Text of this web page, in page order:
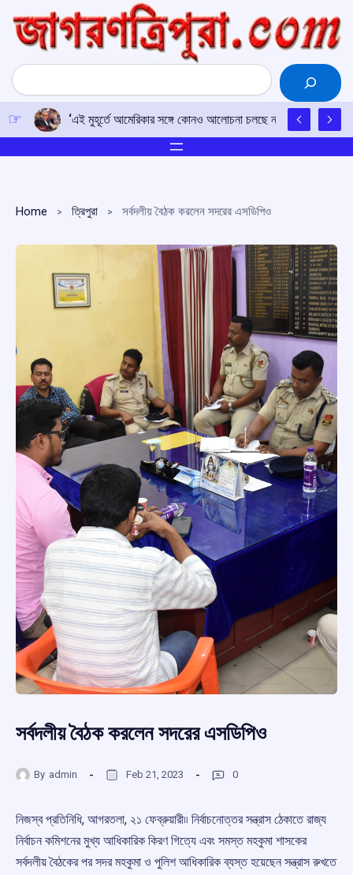
content
Search
‘এই মুহূর্তে আমেরিকার সঙ্গে কোনও আলোচনা চলছে না’: ইরানের
Home ত্রিপুরা সর্বদলীয় বৈঠক করলেন সদরের এসডিপিও
সর্বদলীয় বৈঠক করলেন সদরের এসডিপিও
By admin Feb 21, 2023 0
নিজস্ব প্রতিনিধি, আগরতলা, ২১ ফেব্রুয়ারী৷৷ নির্বাচনোত্তর সন্ত্রাস ঠেকাতে রাজ্য
নির্বাচন কমিশনের মুখ্য আধিকারিক কিরণ গিত্যে এবং সমস্ত মহকুমা শাসকের
সর্বদলীয় বৈঠকের পর সদর মহকুমা ও পুলিশ আধিকারিক ব্যস্ত হয়েছেন সন্ত্রাস রুখতে